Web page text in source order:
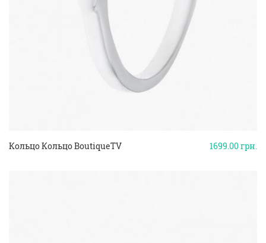
1699.00грн.
Кольцо Кольцо BoutiqueTV